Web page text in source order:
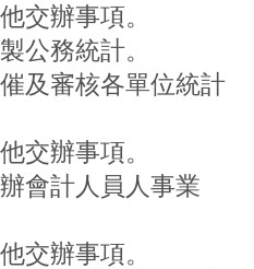
事項。
統計。
及審核各單位統計
事項。
人員人事業
事項。